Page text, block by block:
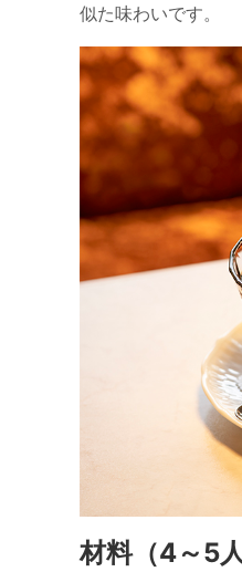
似た味わいです。
材料（4～5人